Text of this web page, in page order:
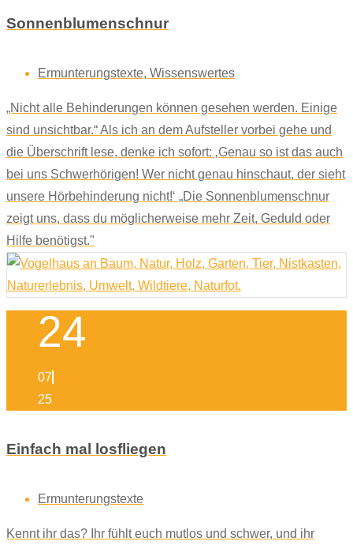
Sonnenblumenschnur
Ermunterungstexte, Wissenswertes
„Nicht alle Behinderungen können gesehen werden. Einige
sind unsichtbar.“ Als ich an dem Aufsteller vorbei gehe und
die Überschrift lese, denke ich sofort: ‚Genau so ist das auch
bei uns Schwerhörigen! Wer nicht genau hinschaut, der sieht
unsere Hörbehinderung nicht!‘ „Die Sonnenblumenschnur
zeigt uns, dass du möglicherweise mehr Zeit, Geduld oder
Hilfe benötigst."
24
07
25
Einfach mal losfliegen
Ermunterungstexte
Kennt ihr das? Ihr fühlt euch mutlos und schwer, und ihr